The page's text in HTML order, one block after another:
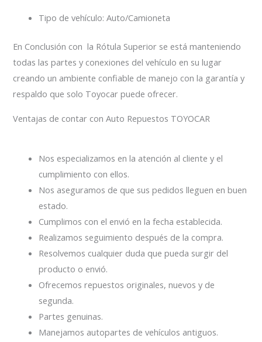
Tipo de vehículo: Auto/Camioneta
En Conclusión con la Rótula Superior se está manteniendo
todas las partes y conexiones del vehículo en su lugar
creando un ambiente confiable de manejo con la garantía y
respaldo que solo Toyocar puede ofrecer.
Ventajas de contar con Auto Repuestos TOYOCAR
Nos especializamos en la atención al cliente y el
cumplimiento con ellos.
Nos aseguramos de que sus pedidos lleguen en buen
estado.
Cumplimos con el envió en la fecha establecida.
Realizamos seguimiento después de la compra.
Resolvemos cualquier duda que pueda surgir del
producto o envió.
Ofrecemos repuestos originales, nuevos y de
segunda.
Partes genuinas.
Manejamos autopartes de vehículos antiguos.